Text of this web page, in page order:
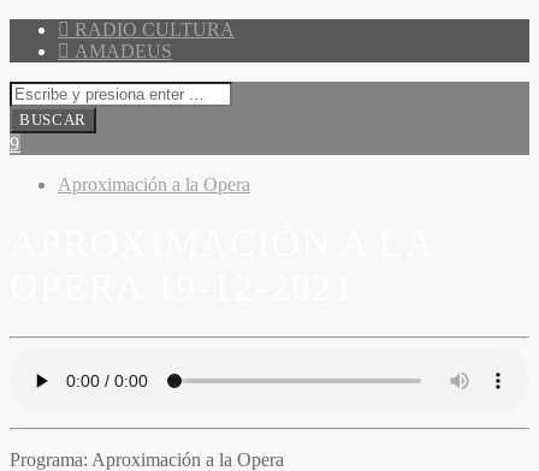
RADIO CULTURA
AMADEUS
Aproximación a la Opera
Programa: Aproximación a la Opera